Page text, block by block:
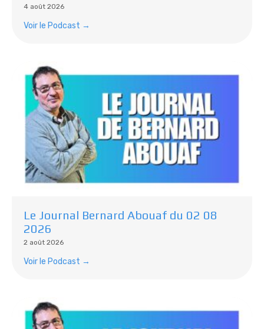
4 août 2026
Voir le Podcast →
Le Journal Bernard Abouaf du 02 08
2026
2 août 2026
Voir le Podcast →